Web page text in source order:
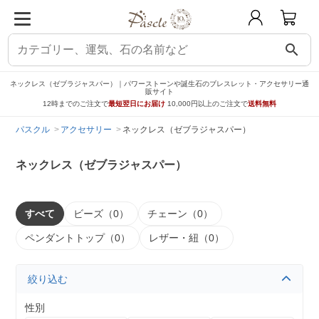
search
ネックレス（ゼブラジャスパー）｜パワーストーンや誕生石のブレスレット・アクセサリー通
販サイト
12時までのご注文で最短翌日にお届け 10,000円以上のご注文で送料無料
パスクル アクセサリー ネックレス（ゼブラジャスパー）
ネックレス（ゼブラジャスパー）
すべて ビーズ（0） チェーン（0）
ペンダントトップ（0） レザー・紐（0）
絞り込む
性別